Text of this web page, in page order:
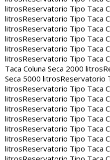
litrosReservatorio Tipo Taca
litrosReservatorio Tipo Taca
litrosReservatorio Tipo Taca
litrosReservatorio Tipo Taca
litrosReservatorio Tipo Taca
litrosReservatorio Tipo Taca
Taca Coluna Seca 2000 litros
Seca 5000 litrosReservatorio
litrosReservatorio Tipo Taca
litrosReservatorio Tipo Taca
litrosReservatorio Tipo Taca
litrosReservatorio Tipo Taca
litrosReservatorio Tipo Taca
litrosReservatorio Tipo Taca
litrosReservatorio Tipo Taca